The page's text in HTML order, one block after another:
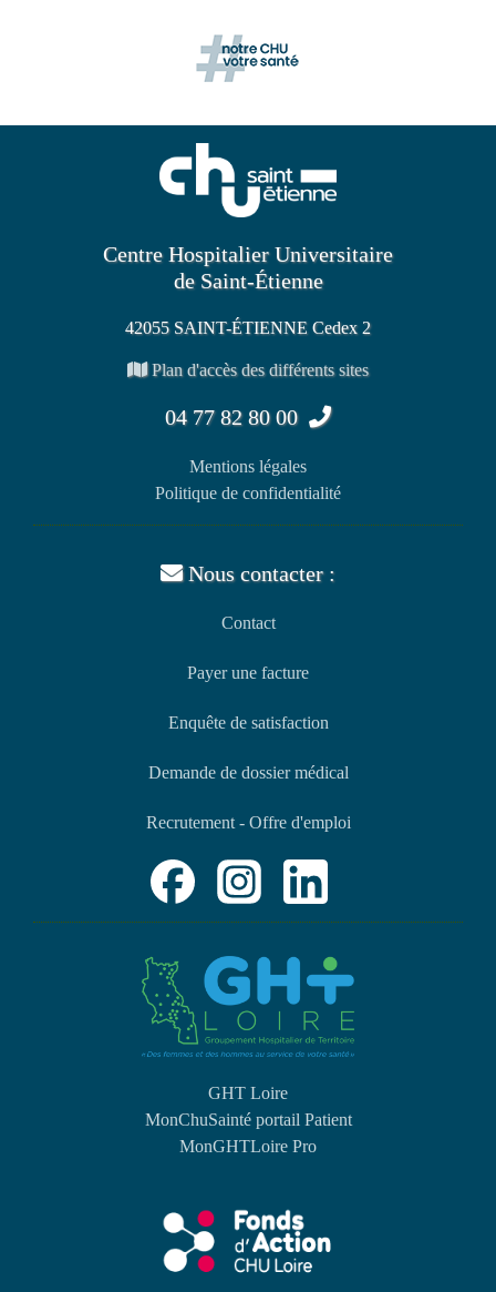
Centre Hospitalier Universitaire
de Saint-Étienne
42055 SAINT-ÉTIENNE Cedex 2
Plan d'accès des différents sites
04 77 82 80 00
Mentions légales
Politique de confidentialité
Nous contacter :
Contact
Payer une facture
Enquête de satisfaction
Demande de dossier médical
Recrutement - Offre d'emploi
GHT Loire
MonChuSainté portail Patient
MonGHTLoire Pro